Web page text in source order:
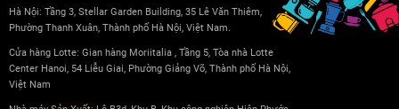
Hà Nội: Tầng 3, Stellar Garden Building, 35 Lê Văn Thiêm,
Phường Thanh Xuân, Thành phố Hà Nội, Việt Nam.
Cửa hàng Lotte: Gian hàng Moriitalia , Tầng 5, Tòa nhà Lotte
Center Hanoi, 54 Liễu Giai, Phường Giảng Võ, Thành phố Hà Nội,
Việt Nam